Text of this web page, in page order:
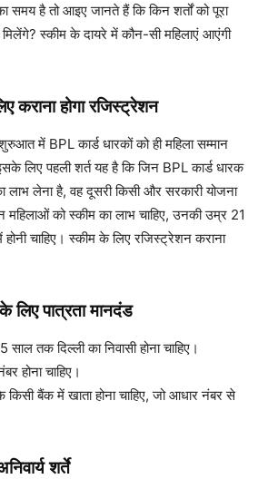
समय है तो आइए जानते हैं कि किन शर्तों को पूरा
स्कीम के दायरे में कौन-सी महिलाएं आएंगी
कराना होगा रजिस्ट्रेशन
में BPL कार्ड धारकों को ही महिला सम्मान
लिए पहली शर्त यह है कि जिन BPL कार्ड धारक
लाभ लेना है, वह दूसरी किसी और सरकारी योजना
महिलाओं को स्कीम का लाभ चाहिए, उनकी उम्र 21
चाहिए। स्कीम के लिए रजिस्ट्रेशन कराना
लिए पात्रता मानदंड
तक दिल्ली का निवासी होना चाहिए।
होना चाहिए।
बैंक में खाता होना चाहिए, जो आधार नंबर से
शर्ते